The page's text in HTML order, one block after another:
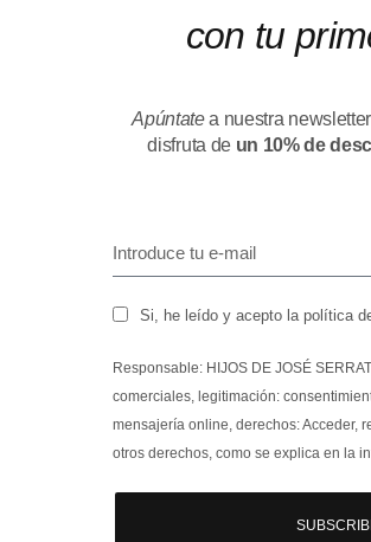
con tu
Apúntatea nuestra
disfruta de un 10% de
Si, he leído y acepto la política
Responsable: HIJOS DE JOSÉ
comerciales, legitimación:
mensajería online, derechos: Acceder,
otros derechos, como se explica en la